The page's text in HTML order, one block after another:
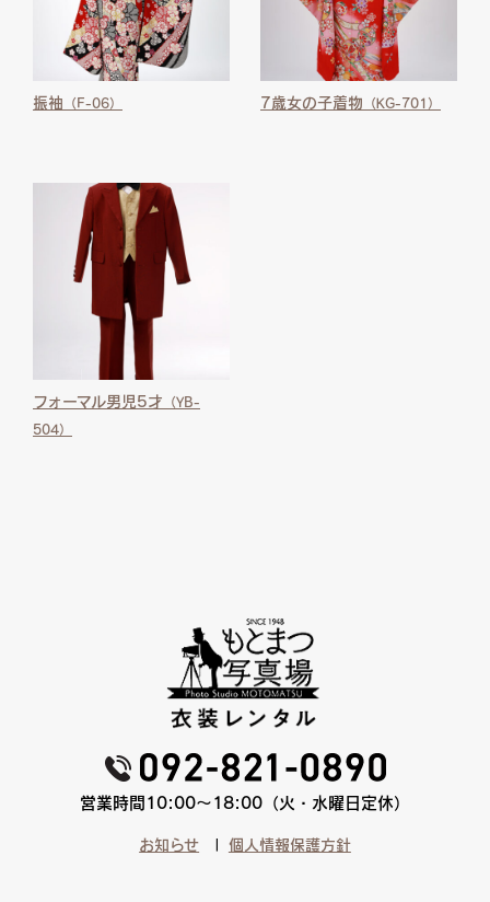
振袖 （F-06） 7歳女の子着物 （KG-701）
フォーマル男児5才 （YB-
504）
営業時間10:00〜18:00（火・水曜日定休）
お知らせ 個人情報保護方針